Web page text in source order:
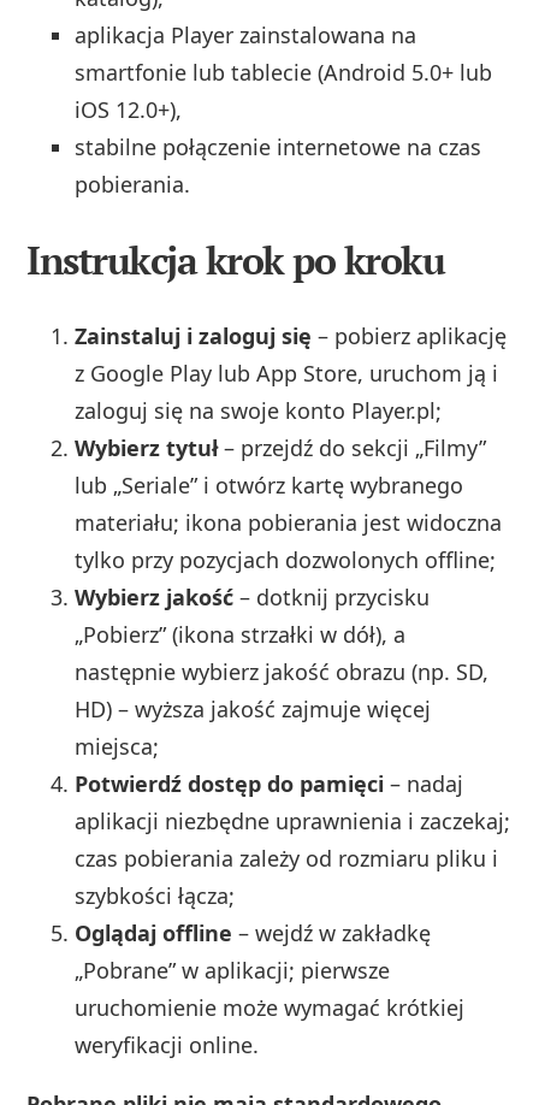
aplikacja Player zainstalowana na
smartfonie lub tablecie (Android 5.0+ lub
iOS 12.0+),
stabilne połączenie internetowe na czas
pobierania.
Instrukcja krok po kroku
Zainstaluj i zaloguj się – pobierz aplikację
z Google Play lub App Store, uruchom ją i
zaloguj się na swoje konto Player.pl;
Wybierz tytuł– przejdź do sekcji „Filmy”
lub „Seriale” i otwórz kartę wybranego
materiału; ikona pobierania jest widoczna
tylko przy pozycjach dozwolonych offline;
Wybierz jakość – dotknij przycisku
„Pobierz” (ikona strzałki w dół), a
następnie wybierz jakość obrazu (np. SD,
HD) – wyższa jakość zajmuje więcej
miejsca;
Potwierdź dostęp do pamięci – nadaj
aplikacji niezbędne uprawnienia i zaczekaj;
czas pobierania zależy od rozmiaru pliku i
szybkości łącza;
Oglądaj offline – wejdź w zakładkę
„Pobrane” w aplikacji; pierwsze
uruchomienie może wymagać krótkiej
weryfikacji online.